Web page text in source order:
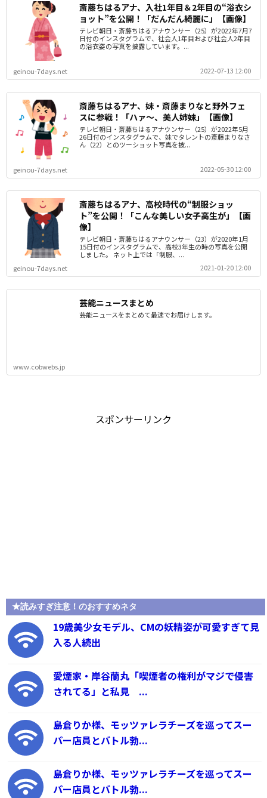
斎藤ちはるアナ、入社1年目＆2年目の“浴衣シ
ョット”を公開！「だんだん綺麗に」【画像】
テレビ朝日・斎藤ちはるアナウンサー（25）が2022年7月7
日付のインスタグラムで、社会人1年目および社会人2年目
の浴衣姿の写真を披露しています。...
geinou-7days.net 2022-07-13 12:00
斎藤ちはるアナ、妹・斎藤まりなと野外フェ
スに参戦！「ハァ～、美人姉妹」【画像】
テレビ朝日・斎藤ちはるアナウンサー（25）が2022年5月
26日付のインスタグラムで、妹でタレントの斎藤まりなさ
ん（22）とのツーショット写真を披...
geinou-7days.net 2022-05-30 12:00
斎藤ちはるアナ、高校時代の“制服ショッ
ト”を公開！「こんな美しい女子高生が」【画
像】
テレビ朝日・斎藤ちはるアナウンサー（23）が2020年1月
15日付のインスタグラムで、高校3年生の時の写真を公開
しました。 ネット上では「制服、...
geinou-7days.net
2021-01-20 12:00
芸能ニュースまとめ
芸能ニュースをまとめて最速でお届けします。
www.cobwebs.jp
スポンサーリンク
★読みすぎ注意！のおすすめネタ
19歳美少女モデル、CMの妖精姿が可愛すぎて見
入る人続出
愛煙家・岸谷蘭丸「喫煙者の権利がマジで侵害
されてる」と私見 ...
島倉りか様、モッツァレラチーズを巡ってスー
パー店員とバトル勃...
島倉りか様、モッツァレラチーズを巡ってスー
パー店員とバトル勃...